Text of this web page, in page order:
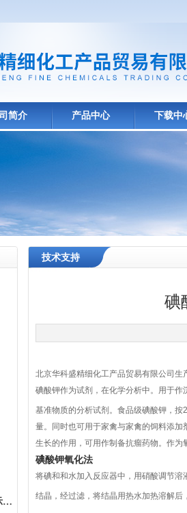
简介 产品中心 下载中
试液,滴定液,缓冲液,指示液,试纸
技术支持
碘
北京华科盛精细化工产品贸易有限公司生
碘酸钾作为试剂，在化学分析中。用于
基准物质的分析试剂。食品级碘酸钾，按
量。同时也可用于家禽与家禽的饲料添
生长的作用，可用作制备抗瘤药物。作
碘酸钾氧化法
将碘和和水加入反应器中，用硝酸调节
结晶，经过滤，将结晶用热水加热溶解